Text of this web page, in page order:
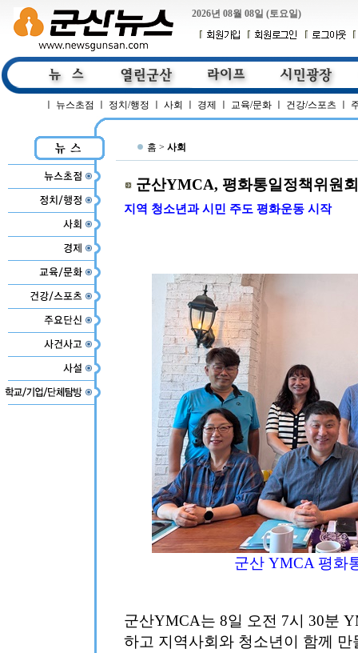
2026년 08월 08일 (토요일)
뉴스초점 정치/행정 사회 경제 교육/문화 건강/스포츠
홈 > 사회
군산YMCA, 평화통일정책위원
지역 청소년과 시민 주도 평화운동 시작
군산 YMCA 평화
군산YMCA는 8일 오전 7시 30분
하고 지역사회와 청소년이 함께